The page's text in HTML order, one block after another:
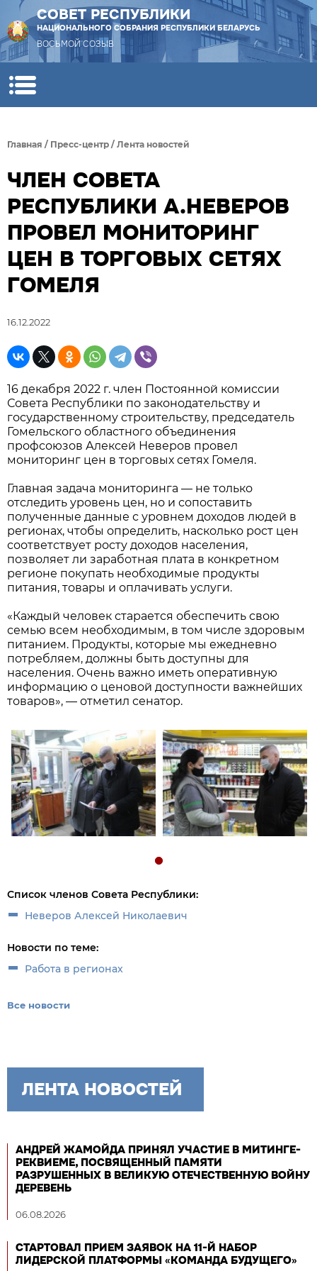
СОВЕТ РЕСПУБЛИКИ
НАЦИОНАЛЬНОГО СОБРАНИЯ РЕСПУБЛИКИ БЕЛАРУСЬ
ВОСЬМОЙ СОЗЫВ
Главная / Пресс-центр / Лента новостей
ЧЛЕН СОВЕТА
РЕСПУБЛИКИ А.НЕВЕРОВ
ПРОВЕЛ МОНИТОРИНГ
ЦЕН В ТОРГОВЫХ СЕТЯХ
ГОМЕЛЯ
16.12.2022
16 декабря 2022 г. член Постоянной комиссии
Совета Республики по законодательству и
государственному строительству, председатель
Гомельского областного объединения
профсоюзов Алексей Неверов провел
мониторинг цен в торговых сетях Гомеля.
Главная задача мониторинга — не только
отследить уровень цен, но и сопоставить
полученные данные с уровнем доходов людей в
регионах, чтобы определить, насколько рост цен
соответствует росту доходов населения,
позволяет ли заработная плата в конкретном
регионе покупать необходимые продукты
питания, товары и оплачивать услуги.
«Каждый человек старается обеспечить свою
семью всем необходимым, в том числе здоровым
питанием. Продукты, которые мы ежедневно
потребляем, должны быть доступны для
населения. Очень важно иметь оперативную
информацию о ценовой доступности важнейших
товаров», — отметил сенатор.
Список членов Совета Республики:
Неверов Алексей Николаевич
Новости по теме:
Работа в регионах
Все новости
ЛЕНТА НОВОСТЕЙ
АНДРЕЙ ЖАМОЙДА ПРИНЯЛ УЧАСТИЕ В МИТИНГЕ-
РЕКВИЕМЕ, ПОСВЯЩЕННЫЙ ПАМЯТИ
РАЗРУШЕННЫХ В ВЕЛИКУЮ ОТЕЧЕСТВЕННУЮ ВОЙНУ
ДЕРЕВЕНЬ
06.08.2026
СТАРТОВАЛ ПРИЕМ ЗАЯВОК НА 11-Й НАБОР
ЛИДЕРСКОЙ ПЛАТФОРМЫ «КОМАНДА БУДУЩЕГО»